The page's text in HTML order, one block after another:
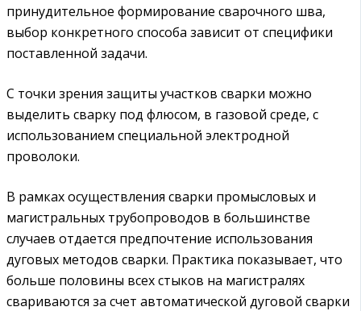
принудительное формирование сварочного шва,
выбор конкретного способа зависит от специфики
поставленной задачи.
С точки зрения защиты участков сварки можно
выделить сварку под флюсом, в газовой среде, с
использованием специальной электродной
проволоки.
В рамках осуществления сварки промысловых и
магистральных трубопроводов в большинстве
случаев отдается предпочтение использования
дуговых методов сварки. Практика показывает, что
больше половины всех стыков на магистралях
свариваются за счет автоматической дуговой сварки